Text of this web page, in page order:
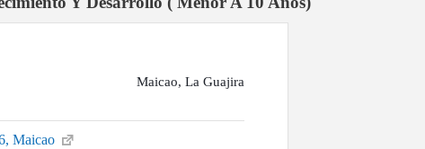
Maicao, La Guajira
Maicao